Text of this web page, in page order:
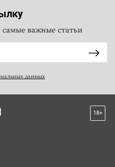
важные статьи
данных
18+